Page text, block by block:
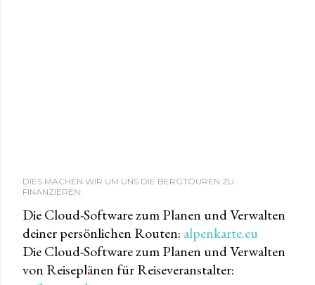
DIES MACHEN WIR UM UNS DIE BERGTOUREN ZU
FINANZIEREN:
Die Cloud-Software zum Planen und Verwalten
deiner persönlichen Routen: alpenkarte.eu
Die Cloud-Software zum Planen und Verwalten
von Reiseplänen für Reiseveranstalter: